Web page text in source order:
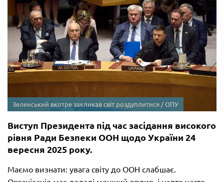
Зеленський вкотре закликав світ роздуплитися / ОПУ
Виступ Президента під час засідання високого
рівня Ради Безпеки ООН щодо України 24
вересня 2025 року.
Маємо визнати: увага світу до ООН слабшає.